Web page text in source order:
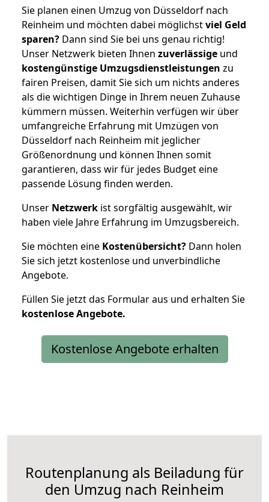
Sie planen einen Umzug von Düsseldorf nach
Reinheim und möchten dabei möglichstviel Geld
sparen? Dann sind Sie bei uns genau richtig!
Unser Netzwerk bieten Ihnen zuverlässige und
kostengünstige Umzugsdienstleistungen zu
fairen Preisen, damit Sie sich um nichts anderes
als die wichtigen Dinge in Ihrem neuen Zuhause
kümmern müssen. Weiterhin verfügen wir über
umfangreiche Erfahrung mit Umzügen von
Düsseldorf nach Reinheim mit jeglicher
Größenordnung und können Ihnen somit
garantieren, dass wir für jedes Budget eine
passende Lösung finden werden.
Unser Netzwerk ist sorgfältig ausgewählt, wir
haben viele Jahre Erfahrung im Umzugsbereich.
Sie möchten eine Kostenübersicht? Dann holen
Sie sich jetzt kostenlose und unverbindliche
Angebote.
Füllen Sie jetzt das Formular aus und erhalten Sie
kostenloseAngebote.
Kostenlose Angebote erhalten
Routenplanung als Beiladung für
den Umzug nach Reinheim